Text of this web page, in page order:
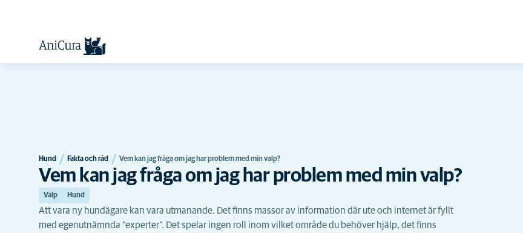
Hund Fakta och råd Vem kan jag fråga om jag har problem med min valp?
Vem kan jag fråga om jag har problem med min valp?
Valp Hund
Att vara ny hundägare kan vara utmanande. Det finns massor av information där ute och internet är fyllt
med egenutnämnda "experter". Det spelar ingen roll inom vilket område du behöver hjälp, det finns